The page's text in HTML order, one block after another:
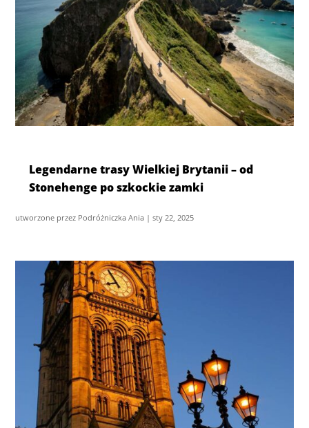
Legendarne trasy Wielkiej Brytanii – od
Stonehenge po szkockie zamki
utworzone przez Podróżniczka Ania |sty 22, 2025